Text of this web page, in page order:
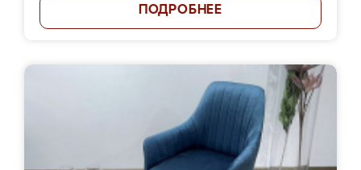
ПОДРОБНЕЕ